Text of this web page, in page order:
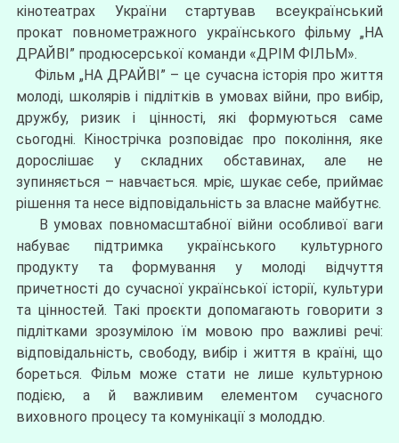
кінотеатрах України стартував всеукраїнський
прокат повнометражного українського фільму „НА
ДРАЙВІ” продюсерської команди «ДРІМ ФІЛЬМ».
Фільм „НА ДРАЙВІ” – це сучасна історія про життя
молоді, школярів i підлітків в умовах війни, про вибір,
дружбу, ризик i цінності, які формуються саме
сьогодні. Кінострічка розповідає про покоління, яке
дорослішає у складних обставинах, але не
зупиняється – навчається. мріє, шукає себе, приймає
рішення та несе відповідальність за власне майбутнє.
В умовах повномасштабної війни особливої ваги
набуває підтримка українського культурного
продукту та формування у молоді відчуття
причетності до сучасної української історії, культури
та цінностей. Такі проєкти допомагають говорити з
підлітками зрозумілою їм мовою про важливі речі:
відповідальність, свободу, вибір i життя в країні, що
бореться. Фільм може стати не лише культурною
подією, а й важливим елементом сучасного
виховного процесу та комунікації з молоддю.